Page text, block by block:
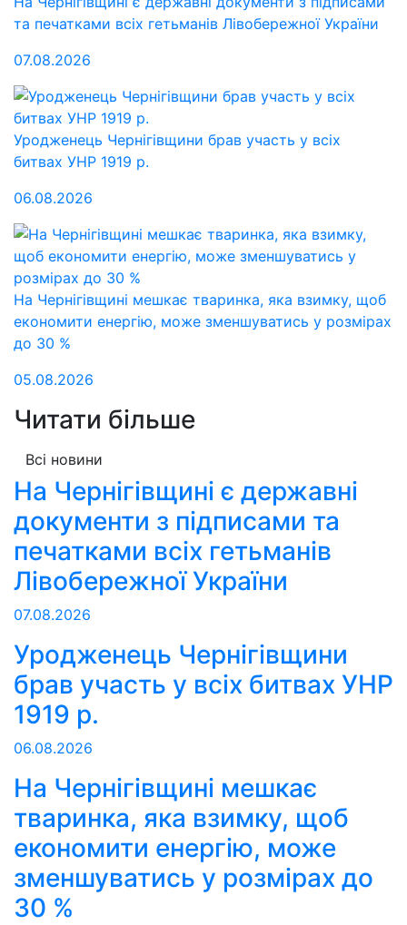
та печатками всіх гетьманів Лівобережної України
07.08.2026
Уродженець Чернігівщини брав участь у всіх
битвах УНР 1919 р.
06.08.2026
На Чернігівщині мешкає тваринка, яка взимку, щоб
економити енергію, може зменшуватись у розмірах
до 30 %
05.08.2026
Читати більше
Всі новини
На Чернігівщині є державні
документи з підписами та
печатками всіх гетьманів
Лівобережної України
07.08.2026
Уродженець Чернігівщини
брав участь у всіх битвах УНР
1919 р.
06.08.2026
На Чернігівщині мешкає
тваринка, яка взимку, щоб
економити енергію, може
зменшуватись у розмірах до
30 %